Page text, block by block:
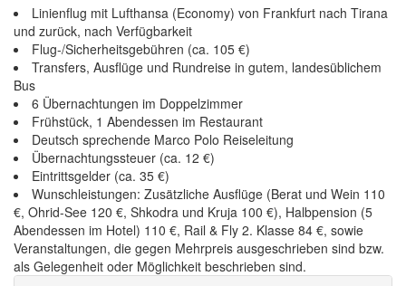
Linienflug mit Lufthansa (Economy) von Frankfurt nach Tirana
und zurück, nach Verfügbarkeit
Flug-/Sicherheitsgebühren (ca. 105 €)
Transfers, Ausflüge und Rundreise in gutem, landesüblichem
Bus
6 Übernachtungen im Doppelzimmer
Frühstück, 1 Abendessen im Restaurant
Deutsch sprechende Marco Polo Reiseleitung
Übernachtungssteuer (ca. 12 €)
Eintrittsgelder (ca. 35 €)
Wunschleistungen: Zusätzliche Ausflüge (Berat und Wein 110
€, Ohrid-See 120 €, Shkodra und Kruja 100 €), Halbpension (5
Abendessen im Hotel) 110 €, Rail & Fly 2. Klasse 84 €, sowie
Veranstaltungen, die gegen Mehrpreis ausgeschrieben sind bzw.
als Gelegenheit oder Möglichkeit beschrieben sind.